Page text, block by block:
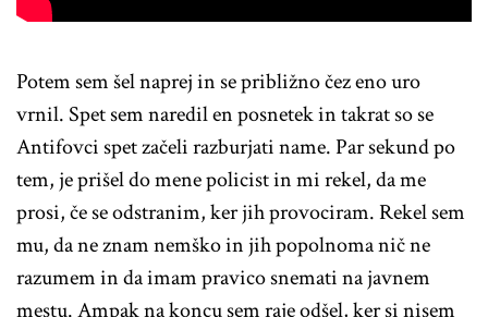
Potem sem šel naprej in se približno čez eno uro
vrnil. Spet sem naredil en posnetek in takrat so se
Antifovci spet začeli razburjati name. Par sekund po
tem, je prišel do mene policist in mi rekel, da me
prosi, če se odstranim, ker jih provociram. Rekel sem
mu, da ne znam nemško in jih popolnoma nič ne
razumem in da imam pravico snemati na javnem
mestu. Ampak na koncu sem raje odšel, ker si nisem